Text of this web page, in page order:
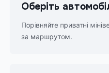
Оберіть
Порівняйте приватні
за маршрутом.